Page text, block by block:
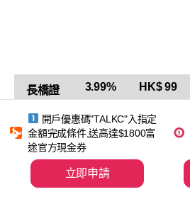
長橋證
(Longbr
idge)
3.99% HK$ 99
券 (VBS)
6.8% (銀
行融資
HK$ 100
開戶優惠碼"TALKC"入指定
金額完成條件,送高達$1800富
途官方現金券
立即申請